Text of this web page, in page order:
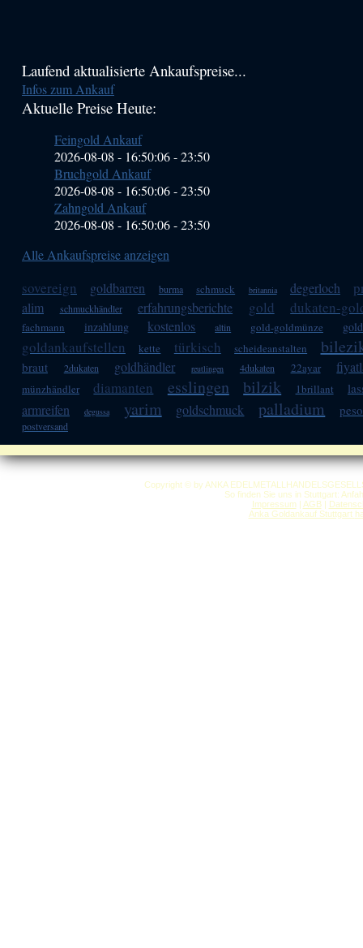
Haupt-
Sidebar
Laufend aktualisierte Ankaufspreise...
Infos zum Ankauf
Aktuelle Preise Heute:
Feingold Ankauf
2026-08-08 - 16:50:06-23:50
Bruchgold Ankauf
2026-08-08 - 16:50:06-23:50
Zahngold Ankauf
2026-08-08 - 16:50:06-23:50
Alle Ankaufspreise anzeigen
sovereign goldbarren burma schmuck britannia degerloch
alim schmuckhändler erfahrungsberichte gold dukaten-
fachmann inzahlung kostenlos altin gold-goldmünze
goldankaufstellen kette türkisch scheideanstalten
braut 2dukaten goldhändler reutlingen 4dukaten 22ayar
münzhändler diamanten esslingen bilzik 1brillant
armreifen degussa yarim goldschmuck palladium peso
postversand
Copyright © by ANKA
So finden Sie uns in Stuttgart:
Impressum| AGB|
Anka Goldankauf Stuttgart